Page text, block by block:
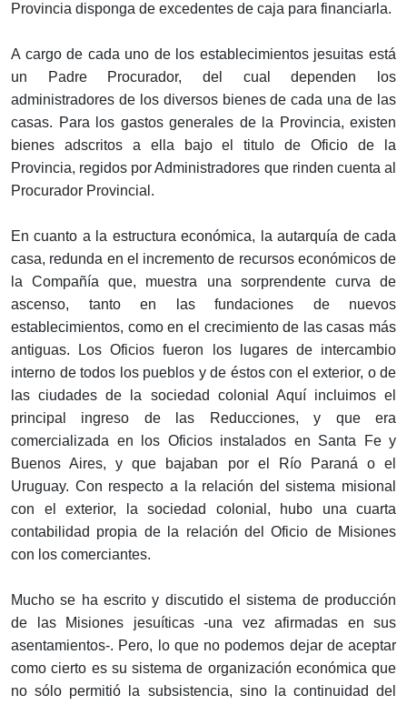
Provincia disponga de excedentes de caja para financiarla.
A cargo de cada uno de los establecimientos jesuitas está
un Padre Procurador, del cual dependen los
administradores de los diversos bienes de cada una de las
casas. Para los gastos generales de la Provincia, existen
bienes adscritos a ella bajo el titulo de Oficio de la
Provincia, regidos por Administradores que rinden cuenta al
Procurador Provincial.
En cuanto a la estructura económica, la autarquía de cada
casa, redunda en el incremento de recursos económicos de
la Compañía que, muestra una sorprendente curva de
ascenso, tanto en las fundaciones de nuevos
establecimientos, como en el crecimiento de las casas más
antiguas. Los Oficios fueron los lugares de intercambio
interno de todos los pueblos y de éstos con el exterior, o de
las ciudades de la sociedad colonial Aquí incluimos el
principal ingreso de las Reducciones, y que era
comercializada en los Oficios instalados en Santa Fe y
Buenos Aires, y que bajaban por el Río Paraná o el
Uruguay. Con respecto a la relación del sistema misional
con el exterior, la sociedad colonial, hubo una cuarta
contabilidad propia de la relación del Oficio de Misiones
con los comerciantes.
Mucho se ha escrito y discutido el sistema de producción
de las Misiones jesuíticas -una vez afirmadas en sus
asentamientos-. Pero, lo que no podemos dejar de aceptar
como cierto es su sistema de organización económica que
no sólo permitió la subsistencia, sino la continuidad del